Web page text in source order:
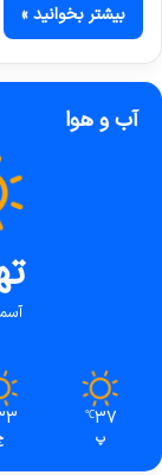
بیشتر بخوانید »
آب و هوا
37
℃
پ